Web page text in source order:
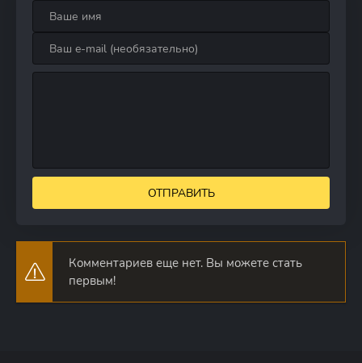
ОТПРАВИТЬ
Комментариев еще нет. Вы можете стать
первым!